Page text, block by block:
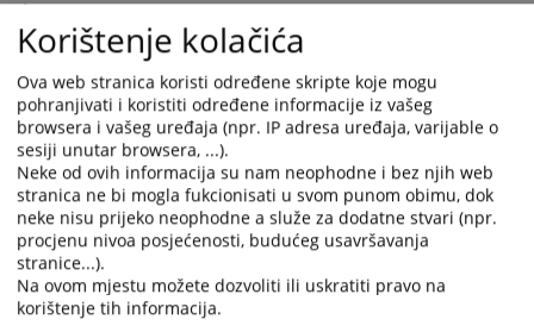
Ukoliko je potrebno, možete koristiti dodatne listove papira.
Na obrazac stavite svoj potpis i datum i pošaljite ga u Ured
predsjednika suda, na adresu navedenu u obrascu ili putem
mail adrese suda, ili uložite u kutiju „Pritužbe i Pohvale“ koja se
nalazi na ulazu u sud.
Ured predsjednika sudaprima i anonimne pritužbe (putem pošte
ili elektronski na e-mail adresu suda
„Pritužbe i Pohvale“ koja se nalazi na ulazu u sud.), ali mu je u tim
slučajevima otežano ili onemogućeno pribavljanje dodatnih
Korištenje kolačića
Ova web stranica koristi određene skripte koje mogu
pohranjivati i koristiti određene informacije iz vašeg
browsera i vašeg uređaja (npr. IP adresa uređaja, varijable o
sesiji unutar browsera, ...).
Neke od ovih informacija su nam neophodne i bez njih web
stranica ne bi mogla fukcionisati u svom punom obimu, dok
neke nisu prijeko neophodne a služe za dodatne stvari (npr.
procjenu nivoa posjećenosti, budućeg usavršavanja
stranice...).
Na ovom mjestu možete dozvoliti ili uskratiti pravo na
korištenje tih informacija.